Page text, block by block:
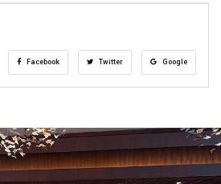
Facebook Twitter Google